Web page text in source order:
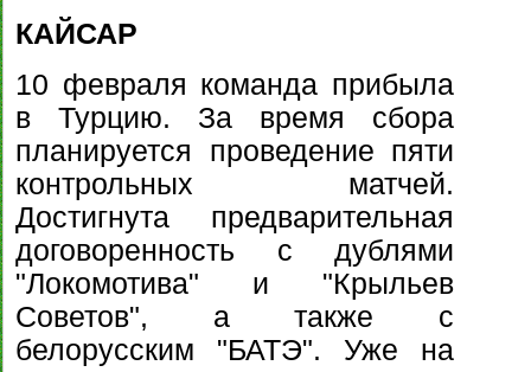
КАЙСАР
10 февраля команда прибыла
в Турцию. За время сбора
планируется проведение пяти
контрольных матчей.
Достигнута предварительная
договоренность с дублями
"Локомотива" и "Крыльев
Советов", а также с
белорусским "БАТЭ". Уже на